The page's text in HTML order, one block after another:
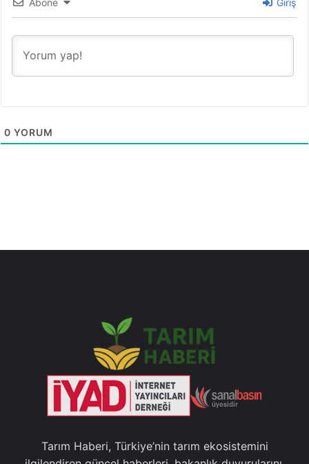
Abone Giriş
0 YORUM
Tarım Haberi, Türkiye’nin tarım ekosistemini